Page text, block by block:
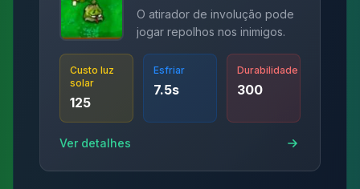
O atirador de involução pode
jogar repolhos nos inimigos.
Custo luz
solar
125
Esfriar
7.5s
Durabilidade
300
Ver detalhes